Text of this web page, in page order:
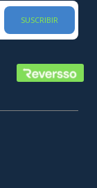
SUSCRIBIR